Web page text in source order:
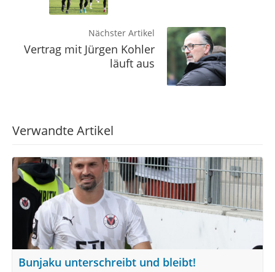
Nächster Artikel
Vertrag mit Jürgen Kohler
läuft aus
Verwandte Artikel
Bunjaku unterschreibt und bleibt!